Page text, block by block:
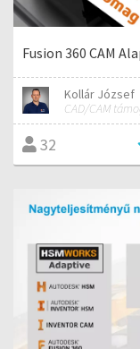
Fusion 360 CAM
Kollár József
CAD/CAM
32